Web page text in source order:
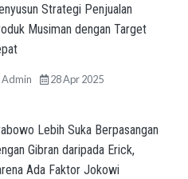
Strategi Penjualan
Musiman dengan Target
Admin 28 Apr 2025
Lebih Suka Berpasangan
Gibran daripada Erick,
Ada Faktor Jokowi